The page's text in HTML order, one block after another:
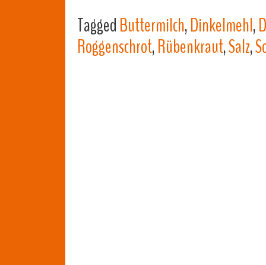
TaggedButtermilch,Dinkelmehl,
Roggenschrot,Rübenkraut,Salz,